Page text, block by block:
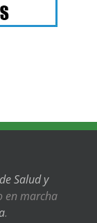
Salud y
en marcha
.